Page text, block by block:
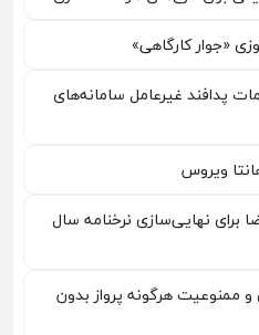
«جوار کارگاهی»
پدافند غیرعامل سامانه‌های
ویروس
برای نهایی‌سازی نرخنامه سال
ممنوعیت هرگونه پرواز بدون